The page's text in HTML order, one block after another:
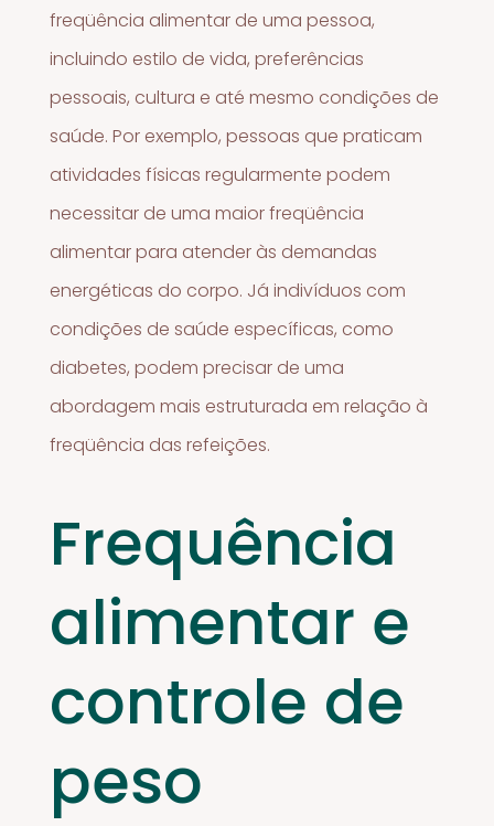
freqüência alimentar de uma pessoa,
incluindo estilo de vida, preferências
pessoais, cultura e até mesmo condições de
saúde. Por exemplo, pessoas que praticam
atividades físicas regularmente podem
necessitar de uma maior freqüência
alimentar para atender às demandas
energéticas do corpo. Já indivíduos com
condições de saúde específicas, como
diabetes, podem precisar de uma
abordagem mais estruturada em relação à
freqüência das refeições.
Frequência
alimentar e
controle de
peso